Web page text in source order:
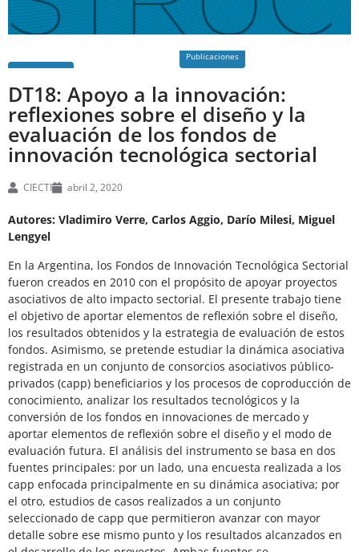
Publicaciones
DT18: Apoyo a la innovación:
reflexiones sobre el diseño y la
evaluación de los fondos de
innovación tecnológica sectorial
CIECTI abril 2, 2020
Autores: Vladimiro Verre, Carlos Aggio, Darío Milesi, Miguel
Lengyel
En la Argentina, los Fondos de Innovación Tecnológica Sectorial
fueron creados en 2010 con el propósito de apoyar proyectos
asociativos de alto impacto sectorial. El presente trabajo tiene
el objetivo de aportar elementos de reflexión sobre el diseño,
los resultados obtenidos y la estrategia de evaluación de estos
fondos. Asimismo, se pretende estudiar la dinámica asociativa
registrada en un conjunto de consorcios asociativos público-
privados (capp) beneficiarios y los procesos de coproducción de
conocimiento, analizar los resultados tecnológicos y la
conversión de los fondos en innovaciones de mercado y
aportar elementos de reflexión sobre el diseño y el modo de
evaluación futura. El análisis del instrumento se basa en dos
fuentes principales: por un lado, una encuesta realizada a los
capp enfocada principalmente en su dinámica asociativa; por
el otro, estudios de casos realizados a un conjunto
seleccionado de capp que permitieron avanzar con mayor
detalle sobre ese mismo punto y los resultados alcanzados en